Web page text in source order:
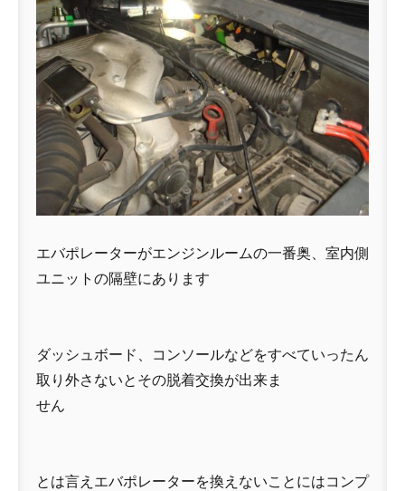
エバポレーターがエンジンルームの一番奥、室内側
ユニットの隔壁にあります
ダッシュボード、コンソールなどをすべていったん
取り外さないとその脱着交換が出来ま
せん
とは言えエバポレーターを換えないことにはコンプ